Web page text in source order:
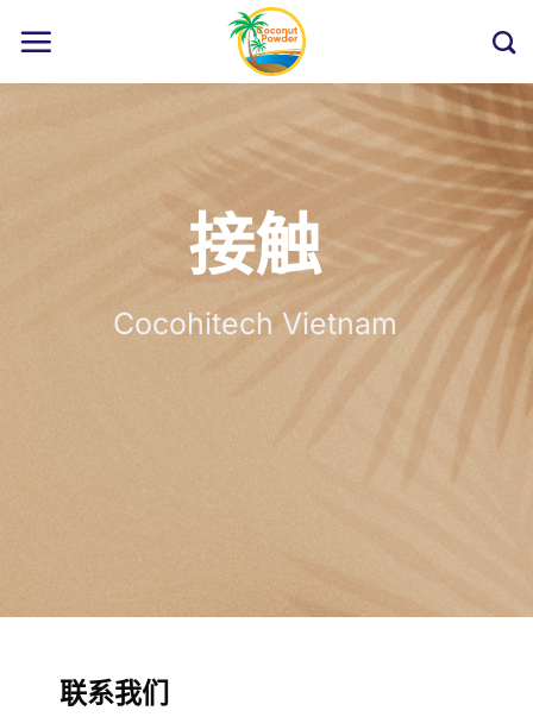
接触
Cocohitech Vietnam
联系我们